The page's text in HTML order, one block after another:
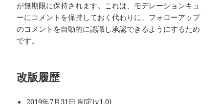
が無期限に保持されます。これは、モデレーションキュ
ーにコメントを保持しておく代わりに、フォローアップ
のコメントを自動的に認識し承認できるようにするため
です。
改版履歴
2019年7月31日 制定(v1.0)